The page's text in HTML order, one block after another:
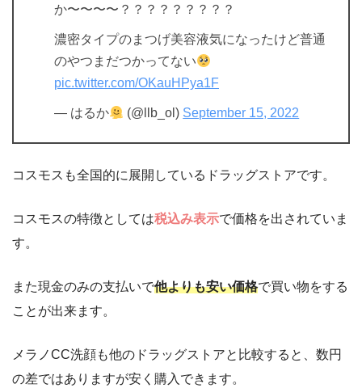
か〜〜〜〜？？？？？？？？？
濃密タイプのまつげ美容液気になったけど普通
のやつまだつかってない
pic.twitter.com/OKauHPya1F
— はるか (@llb_ol) September 15, 2022
コスモスも全国的に展開しているドラッグストアです。
コスモスの特徴としては税込み表示で価格を出されていま
す。
また現金のみの支払いで他よりも安い価格で買い物をする
ことが出来ます。
メラノCC洗顔も他のドラッグストアと比較すると、数円
の差ではありますが安く購入できます。